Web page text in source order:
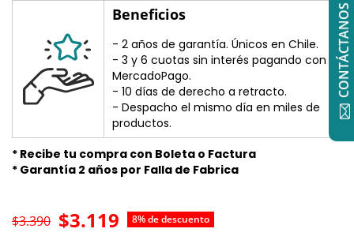
Beneficios
- 2 años de garantía. Únicos en Chile.
- 3 y 6 cuotas sin interés pagando con
MercadoPago.
- 10 días de derecho a retracto.
- Despacho el mismo día en miles de
productos.
* Recibe tu compra con Boleta o Factura
* Garantía 2 años por Falla de Fabrica
$3.119 8% de descuento
$3.390
CONTÁCTANOS